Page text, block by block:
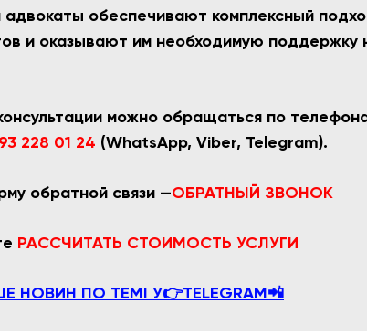
обеспечивают комплексный
и оказывают им необходимую поддержку
можно обращаться по
228 01 24 (WhatsApp, Viber, Telegram).
обратной связи —ОБРАТНЫЙ ЗВОНОК
РАССЧИТАТЬ СТОИМОСТЬ УСЛУГИ
НОВИН ПО ТЕМІ У👉TELEGRAM📲